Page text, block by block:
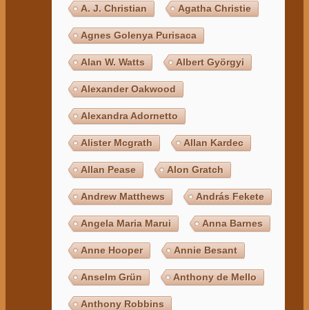
A. J. Christian Agatha Christie
Agnes Golenya Purisaca
Alan W. Watts Albert Györgyi
Alexander Oakwood
Alexandra Adornetto
Alister Mcgrath Allan Kardec
Allan Pease Alon Gratch
Andrew Matthews András Fekete
Angela Maria Marui Anna Barnes
Anne Hooper Annie Besant
Anselm Grün Anthony de Mello
Anthony Robbins